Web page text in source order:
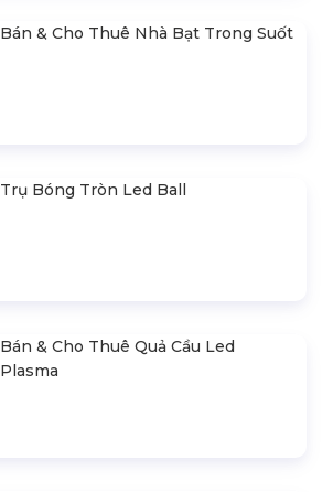
Bán & Cho Thuê Nhà Bạt Trong Suốt
Trụ Bóng Tròn Led Ball
Bán & Cho Thuê Quả Cầu Led
Plasma